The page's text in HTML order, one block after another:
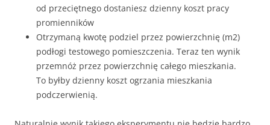
od przeciętnego dostaniesz dzienny koszt pracy
promienników
Otrzymaną kwotę podziel przez powierzchnię (m2)
podłogi testowego pomieszczenia. Teraz ten wynik
przemnóż przez powierzchnię całego mieszkania.
To byłby dzienny koszt ogrzania mieszkania
podczerwienią.